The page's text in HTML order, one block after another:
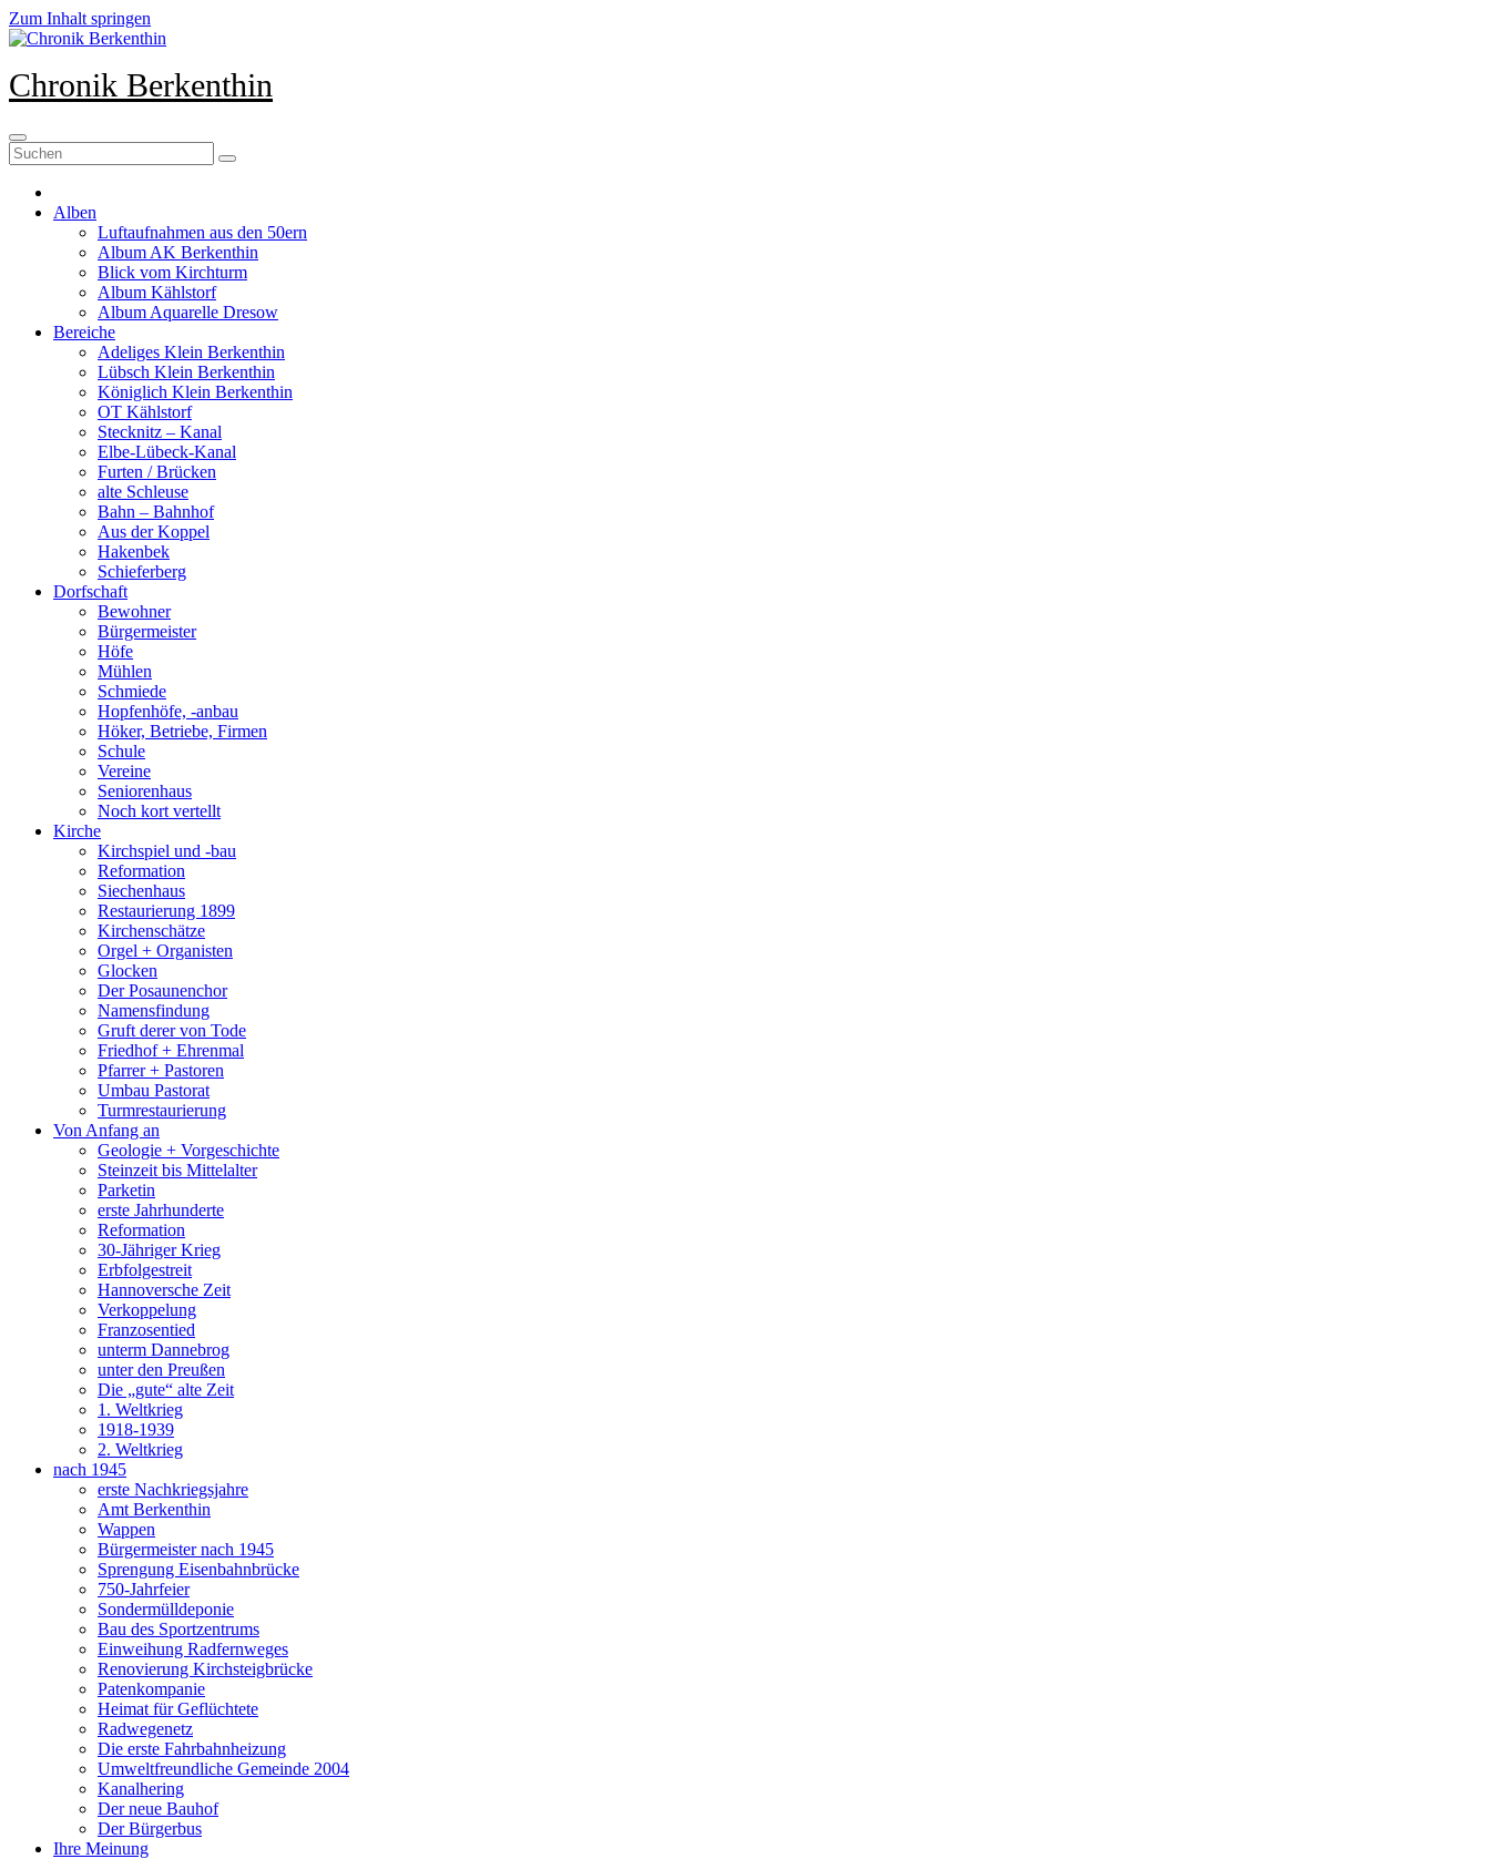
Zum Inhalt springen
Chronik Berkenthin
Alben
Luftaufnahmen aus den 50ern
Album AK Berkenthin
Blick vom Kirchturm
Album Kählstorf
Album Aquarelle Dresow
Bereiche
Adeliges Klein Berkenthin
Lübsch Klein Berkenthin
Königlich Klein Berkenthin
OT Kählstorf
Stecknitz – Kanal
Elbe-Lübeck-Kanal
Furten / Brücken
alte Schleuse
Bahn – Bahnhof
Aus der Koppel
Hakenbek
Schieferberg
Dorfschaft
Bewohner
Bürgermeister
Höfe
Mühlen
Schmiede
Hopfenhöfe, -anbau
Höker, Betriebe, Firmen
Schule
Vereine
Seniorenhaus
Noch kort vertellt
Kirche
Kirchspiel und -bau
Reformation
Siechenhaus
Restaurierung 1899
Kirchenschätze
Orgel + Organisten
Glocken
Der Posaunenchor
Namensfindung
Gruft derer von Tode
Friedhof + Ehrenmal
Pfarrer + Pastoren
Umbau Pastorat
Turmrestaurierung
Von Anfang an
Geologie + Vorgeschichte
Steinzeit bis Mittelalter
Parketin
erste Jahrhunderte
Reformation
30-Jähriger Krieg
Erbfolgestreit
Hannoversche Zeit
Verkoppelung
Franzosentied
unterm Dannebrog
unter den Preußen
Die „gute“ alte Zeit
1. Weltkrieg
1918-1939
2. Weltkrieg
nach 1945
erste Nachkriegsjahre
Amt Berkenthin
Wappen
Bürgermeister nach 1945
Sprengung Eisenbahnbrücke
750-Jahrfeier
Sondermülldeponie
Bau des Sportzentrums
Einweihung Radfernweges
Renovierung Kirchsteigbrücke
Patenkompanie
Heimat für Geflüchtete
Radwegenetz
Die erste Fahrbahnheizung
Umweltfreundliche Gemeinde 2004
Kanalhering
Der neue Bauhof
Der Bürgerbus
Ihre Meinung